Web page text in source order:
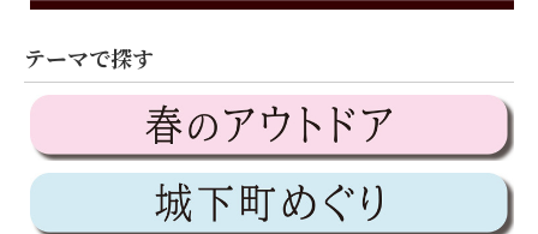
テーマで探す